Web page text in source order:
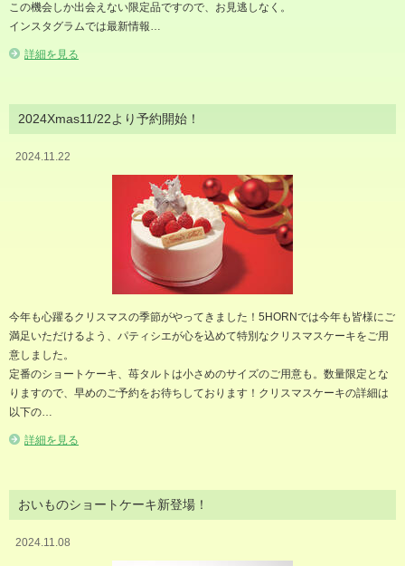
この機会しか出会えない限定品ですので、お見逃しなく。
インスタグラムでは最新情報…
詳細を見る
2024Xmas11/22より予約開始！
2024.11.22
今年も心躍るクリスマスの季節がやってきました！5HORNでは今年も皆様にご
満足いただけるよう、パティシエが心を込めて特別なクリスマスケーキをご用
意しました。
定番のショートケーキ、苺タルトは小さめのサイズのご用意も。数量限定とな
りますので、早めのご予約をお待ちしております！クリスマスケーキの詳細は
以下の…
詳細を見る
おいものショートケーキ新登場！
2024.11.08